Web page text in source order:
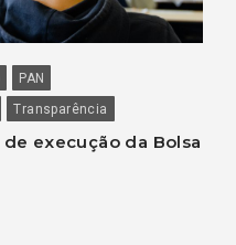
PAN
Transparência
execução da Bolsa